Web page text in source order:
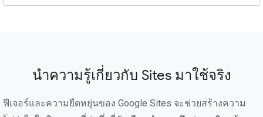
นำความรู้เกี่ยวกับ Sites มาใช้จริง
ฟีเจอร์และความยืดหยุ่นของ Google Sites จะช่วยสร้างความ